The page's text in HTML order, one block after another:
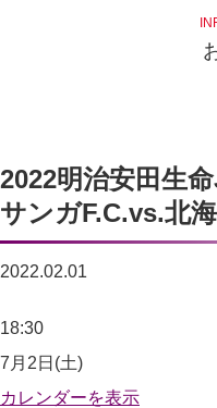
2022明治安田生
サンガF.C.vs.北
2022.02.01
2022
明
治
18:30
7月2日(土)
カレンダーを表示